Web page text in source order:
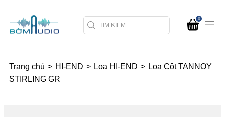
0
Trang chủ > HI-END > Loa HI-END > Loa Cột TANNOY
STIRLING GR